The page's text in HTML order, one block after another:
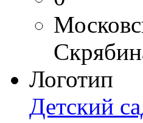
Логотип
Детский